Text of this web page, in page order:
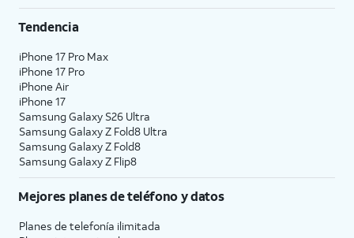
Tendencia
iPhone 17 Pro Max
iPhone 17 Pro
iPhone Air
iPhone 17
Samsung Galaxy S26 Ultra
Samsung Galaxy Z Fold8 Ultra
Samsung Galaxy Z Fold8
Samsung Galaxy Z Flip8
Mejores planes de teléfono y datos
Planes de telefonía ilimitada